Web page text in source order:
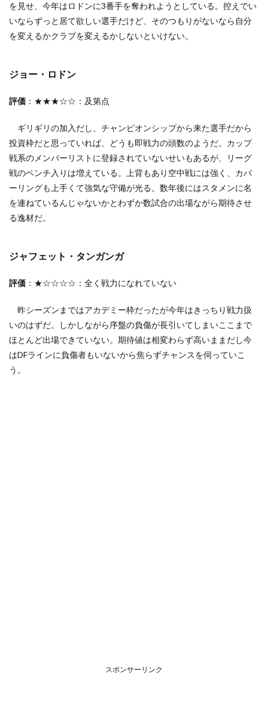
を見せ、今年はロドンに3番手を奪われようとしている。控えでい
いならずっと居て欲しい選手だけど、そのつもりがないなら自分
を変えるかクラブを変えるかしないといけない。
ジョー・ロドン
評価 ：★★★☆☆：及第点
ギリギリの加入だし、チャンピオンシップから来た選手だから
投資枠だと思っていれば、どうも即戦力の頭数のようだ。カップ
戦系のメンバーリストに登録されていないせいもあるが、リーグ
戦のベンチ入りは増えている。上背もあり空中戦には強く、カバ
ーリングも上手くて強気な守備が光る。数年後にはスタメンに名
を連ねているんじゃないかとわずか数試合の出場ながら期待させ
る逸材だ。
ジャフェット・タンガンガ
評価 ：★☆☆☆☆：全く戦力になれていない
昨シーズンまではアカデミー枠だったが今年はきっちり戦力扱
いのはずだ。しかしながら序盤の負傷が長引いてしまいここまで
ほとんど出場できていない。期待値は相変わらず高いままだし今
はDFラインに負傷者もいないから焦らずチャンスを伺っていこ
う。
スポンサーリンク